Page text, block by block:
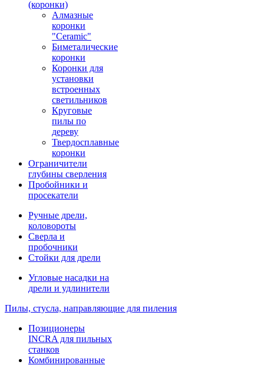
(коронки)
Алмазные
коронки
"Ceramic"
Биметалические
коронки
Коронки для
установки
встроенных
светильников
Круговые
пилы по
дереву
Твердосплавные
коронки
Ограничители
глубины сверления
Пробойники и
просекатели
Ручные дрели,
коловороты
Сверла и
пробочники
Стойки для дрели
Угловые насадки на
дрели и удлинители
Пилы, стусла, направляющие для пиления
Позиционеры
INCRA для пильных
станков
Комбинированные